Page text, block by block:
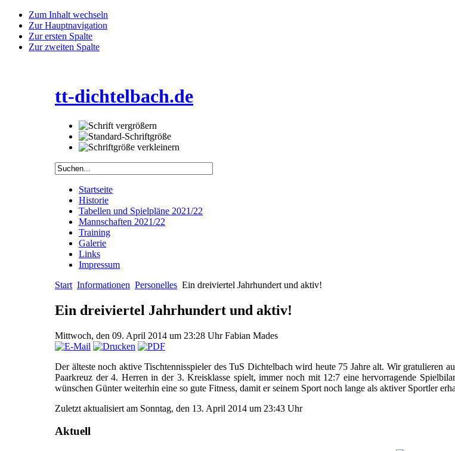
Zum Inhalt wechseln
Zur Hauptnavigation
Zur ersten Spalte
Zur zweiten Spalte
tt-dichtelbach.de
Startseite
Historie
Tabellen und Spielpläne 2021/22
Mannschaften 2021/22
Training
Galerie
Links
Impressum
Start Informationen Personelles Ein dreiviertel Jahrhundert und aktiv!
Ein dreiviertel Jahrhundert und aktiv!
Mittwoch, den 09. April 2014 um 23:28 UhrFabian Mades
Der älteste noch aktive Tischtennisspieler des TuS Dichtelbach wird heute 75 Jahre alt. Wir gratulieren
Paarkreuz der 4. Herren in der 3. Kreisklasse spielt, immer noch mit 12:7 eine hervorragende
wünschen Günter weiterhin eine so gute Fitness, damit er seinem Sport noch lange als aktiver Sportler
Zuletzt aktualisiert am Sonntag, den 13. April 2014 um 23:43 Uhr
Aktuell